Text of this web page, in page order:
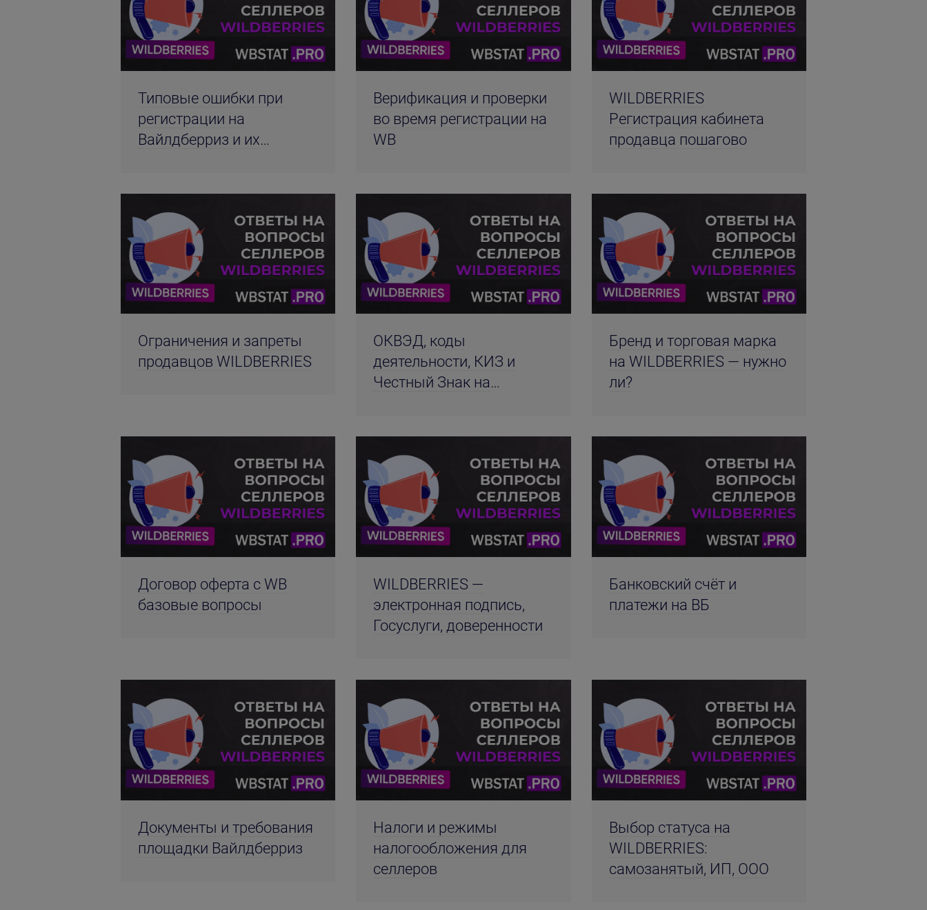
Типовые ошибки при
регистрации на
Вайлдберриз и их
Верификация и проверки
во время регистрации на
WB
WILDBERRIES
Регистрация кабинета
продавца пошагово
Ограничения и запреты
продавцов WILDBERRIES
ОКВЭД, коды
деятельности, КИЗ и
Честный Знак на
Бренд и торговая марка
на WILDBERRIES — нужно
ли?
Договор оферта с WB
базовые вопросы
WILDBERRIES —
электронная подпись,
Госуслуги, доверенности
Банковский счёт и
платежи на ВБ
Документы и требования
площадки Вайлдберриз
Налоги и режимы
налогообложения для
селлеров
Выбор статуса на
WILDBERRIES:
самозанятый, ИП, ООО